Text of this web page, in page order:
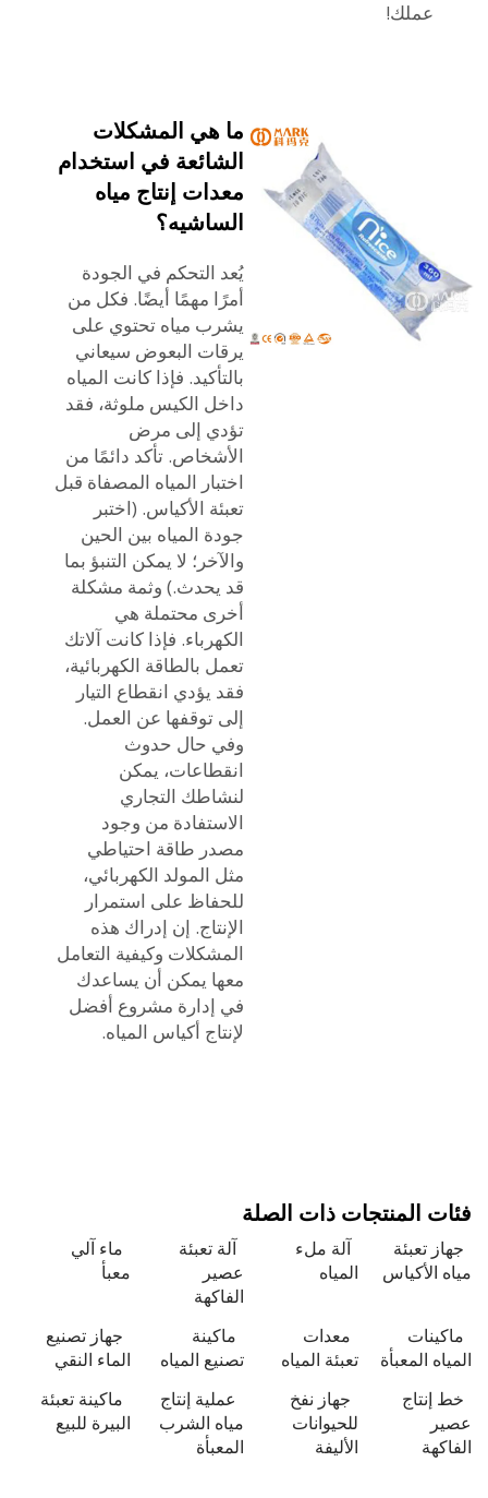
ما هي المشكلات
الشائعة في استخدام
معدات إنتاج مياه
الساشيه؟
يُعد التحكم في الجودة
أمرًا مهمًا أيضًا. فكل من
يشرب مياه تحتوي على
يرقات البعوض سيعاني
بالتأكيد. فإذا كانت المياه
داخل الكيس ملوثة، فقد
تؤدي إلى مرض
الأشخاص. تأكد دائمًا من
اختبار المياه المصفاة قبل
تعبئة الأكياس. (اختبر
جودة المياه بين الحين
والآخر؛ لا يمكن التنبؤ بما
قد يحدث.) وثمة مشكلة
أخرى محتملة هي
الكهرباء. فإذا كانت آلاتك
تعمل بالطاقة الكهربائية،
فقد يؤدي انقطاع التيار
إلى توقفها عن العمل.
وفي حال حدوث
انقطاعات، يمكن
لنشاطك التجاري
الاستفادة من وجود
مصدر طاقة احتياطي
مثل المولد الكهربائي،
للحفاظ على استمرار
الإنتاج. إن إدراك هذه
المشكلات وكيفية التعامل
معها يمكن أن يساعدك
في إدارة مشروع أفضل
لإنتاج أكياس المياه.
المنتجات ذات الصلة
تعبئة
آلة ملء
المياه
آلة تعبئة
الفاكهة
ماء آلي
المعبأة
تعبئة المياه
تصنيع المياه
جهاز تصنيع
الماء النقي
جهاز نفخ
للحيوانات
عملية إنتاج
مياه الشرب
ماكينة تعبئة
البيرة للبيع